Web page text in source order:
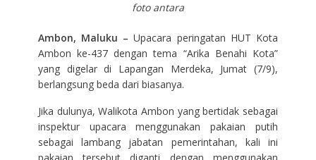
foto antara
Ambon, Maluku – Upacara peringatan HUT Kota
Ambon ke-437 dengan tema “Arika Benahi Kota”
yang digelar di Lapangan Merdeka, Jumat (7/9),
berlangsung beda dari biasanya.
Jika dulunya, Walikota Ambon yang bertidak sebagai
inspektur upacara menggunakan pakaian putih
sebagai lambang jabatan pemerintahan, kali ini